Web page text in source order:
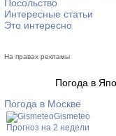
Посольство
Интересные статьи
Это интересно
На правах рекламы
Погода в
Погода в Москве
Gismeteo
Прогноз на 2 недели